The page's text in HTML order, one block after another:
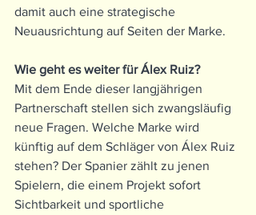
damit auch eine strategische
Neuausrichtung auf Seiten der Marke.
Wie geht es weiter für Álex Ruiz?
Mit dem Ende dieser langjährigen
Partnerschaft stellen sich zwangsläufig
neue Fragen. Welche Marke wird
künftig auf dem Schläger von Álex Ruiz
stehen? Der Spanier zählt zu jenen
Spielern, die einem Projekt sofort
Sichtbarkeit und sportliche